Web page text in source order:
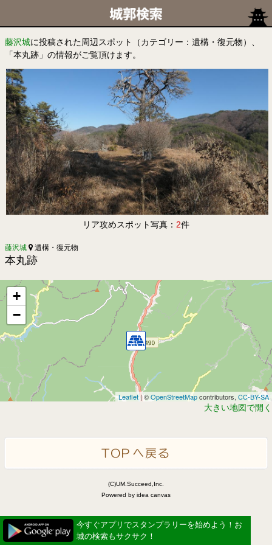
藤沢城に投稿された周辺スポット（カテゴリー：遺構・復元物）、
「本丸跡」の情報がご覧頂けます。
リア攻めスポット写真： 2件
藤沢城 遺構・復元物
本丸跡
+
−
Leaflet| ©OpenStreetMapcontributors, CC-BY-SA
大きい地図で開く
(C)UM.Succeed,Inc.
Powered by idea canvas
今すぐアプリでスタンプラリーを始めよう！お
城の検索もサクサク！